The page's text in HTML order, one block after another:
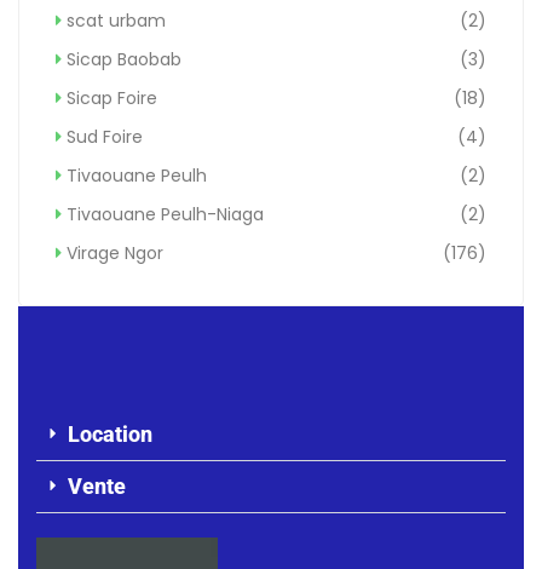
scat urbam
(2)
Sicap Baobab
(3)
Sicap Foire
(18)
Sud Foire
(4)
Tivaouane Peulh
(2)
Tivaouane Peulh-Niaga
(2)
Virage Ngor
(176)
Location
Vente